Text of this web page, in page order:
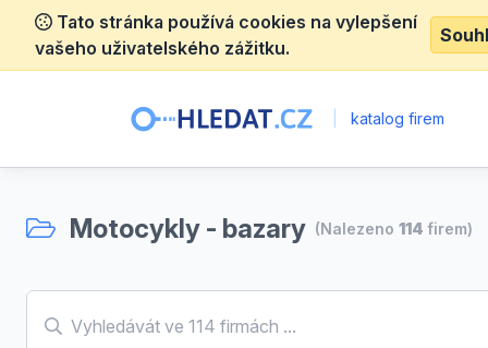
Tato stránka používá cookies na vylepšení
vašeho uživatelského zážitku.
katalog firem
Motocykly - bazary (Nalezeno 114 firem)